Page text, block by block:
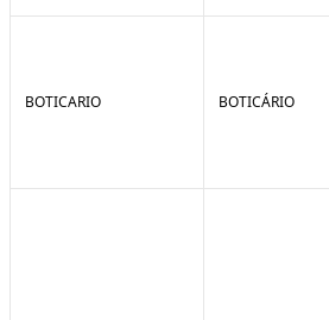
BOTICARIO BOTICÁRIO